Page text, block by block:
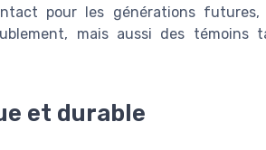
pour les générations
mais aussi des témoins
et durable